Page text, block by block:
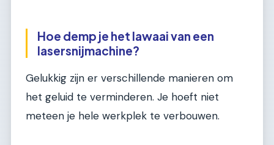
Hoe demp je het lawaai van een
lasersnijmachine?
Gelukkig zijn er verschillende manieren om
het geluid te verminderen. Je hoeft niet
meteen je hele werkplek te verbouwen.